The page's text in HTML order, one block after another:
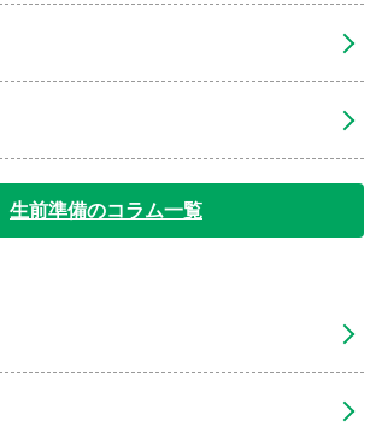
生前準備のコラム一覧